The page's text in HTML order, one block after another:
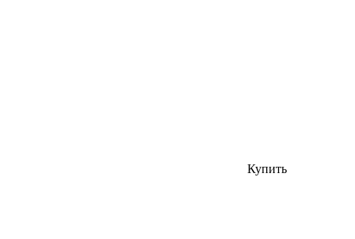
Купить